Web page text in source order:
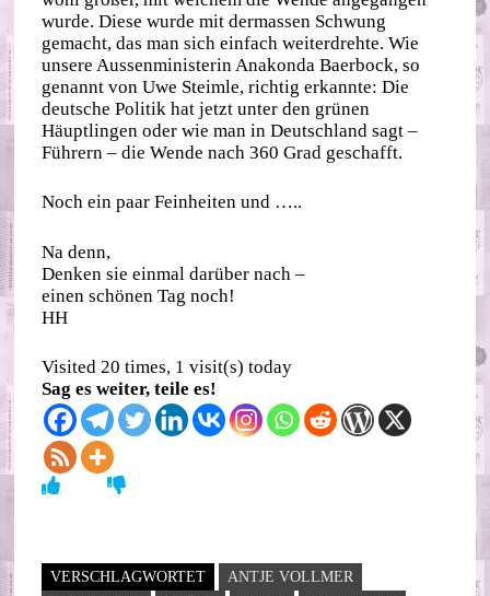
wurde. Diese wurde mit dermassen Schwung
gemacht, das man sich einfach weiterdrehte. Wie
unsere Aussenministerin Anakonda Baerbock, so
genannt von Uwe Steimle, richtig erkannte: Die
deutsche Politik hat jetzt unter den grünen
Häuptlingen oder wie man in Deutschland sagt –
Führern – die Wende nach 360 Grad geschafft.
Noch ein paar Feinheiten und …..
Na denn,
Denken sie einmal darüber nach –
einen schönen Tag noch!
HH
Visited 20 times, 1 visit(s) today
Sag es weiter, teile es!
VERSCHLAGWORTET
ANTJE VOLLMER